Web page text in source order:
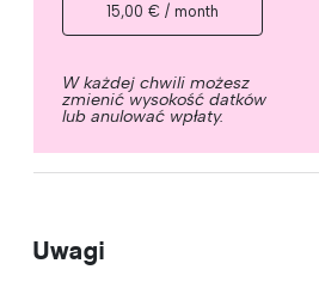
15,00 € / month
W każdej chwili możesz
zmienić wysokość datków
lub anulować wpłaty.
Uwagi